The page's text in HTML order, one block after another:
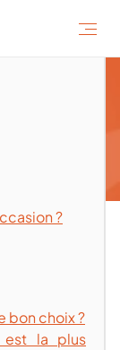
Mokka
Mokka
?
bon choix ?
est la plus